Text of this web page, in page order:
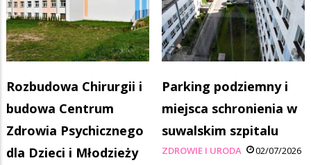
Rozbudowa Chirurgii i
budowa Centrum
Zdrowia Psychicznego
dla Dzieci i Młodzieży
Parking podziemny i
miejsca schronienia w
suwalskim szpitalu
ZDROWIE I URODA 02/07/2026